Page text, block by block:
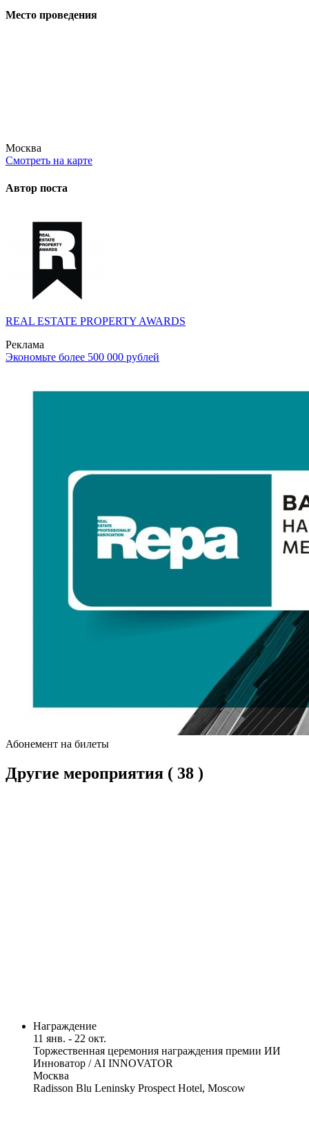
Место проведения
Москва
Смотреть на карте
Автор поста
REAL ESTATE PROPERTY AWARDS
Реклама
Экономьте более 500 000 рублей
Абонемент на билеты
Другие мероприятия ( 38 )
Награждение
11 янв. - 22 окт.
Торжественная церемония награждения премии ИИ
Инноватор / AI INNOVATOR
Москва
Radisson Blu Leninsky Prospect Hotel, Moscow